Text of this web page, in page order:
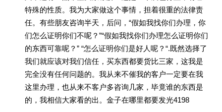
特殊的性质。我为大家做这个事情，担着很重的法律责
任。有些朋友咨询半天，后问，“假如我找你们办理，你
们怎么证明你们不呢？”“假如我找你们办理怎么证明你们
的东西可靠呢？” “怎么证明你们是好人呢？“.既然选择了
我们就应该对我们信任，买东西都要货比三家，这我是
完全没有任何问题的。我从来不催我的客户一定要在我
这里办理，也从来不客户多咨询几家，毕竟谁的东西是
的，我相信大家看的出。金子在哪里都要发光4198